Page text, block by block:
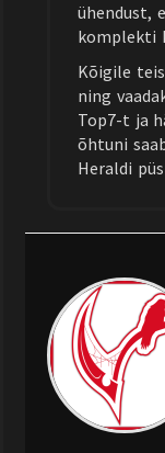
ühendust,
komplekti
Kõigile
ning
Top7-t ja
õhtuni
Heraldi